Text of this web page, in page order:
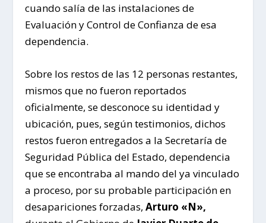
cuando salía de las instalaciones de
Evaluación y Control de Confianza de esa
dependencia.
Sobre los restos de las 12 personas restantes,
mismos que no fueron reportados
oficialmente, se desconoce su identidad y
ubicación, pues, según testimonios, dichos
restos fueron entregados a la Secretaría de
Seguridad Pública del Estado, dependencia
que se encontraba al mando del ya vinculado
a proceso, por su probable participación en
desapariciones forzadas,Arturo «N»,